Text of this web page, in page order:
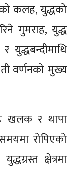
कलह, युद्धको
गुमराह, युद्ध
युद्धबन्दीमाथि
वर्णनको मुख्य
खलक र थापा
रोपिएको
क्षेत्रमा